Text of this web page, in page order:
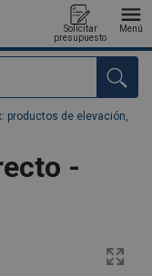
Solicitar
presupuesto
Menú
productos de elevación,
-